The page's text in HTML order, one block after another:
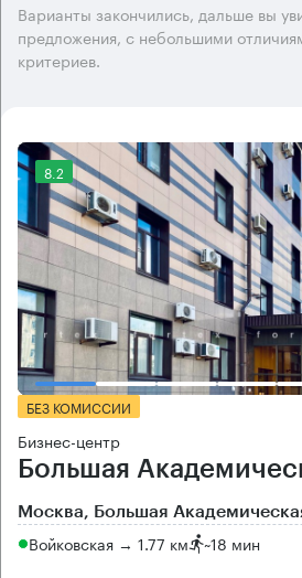
Варианты закончились, дальше вы
предложения, с небольшими
критериев.
8.2
БЕЗ КОМИССИИ
Бизнес-центр
Большая
Москва, Большая
Войковская → 1.77 км ~18 мин